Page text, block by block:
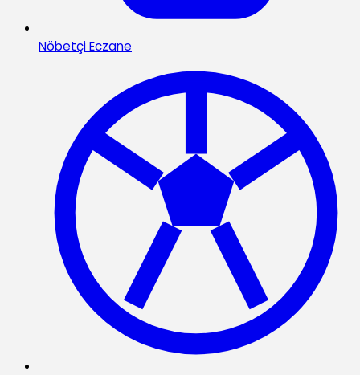
Nöbetçi Eczane